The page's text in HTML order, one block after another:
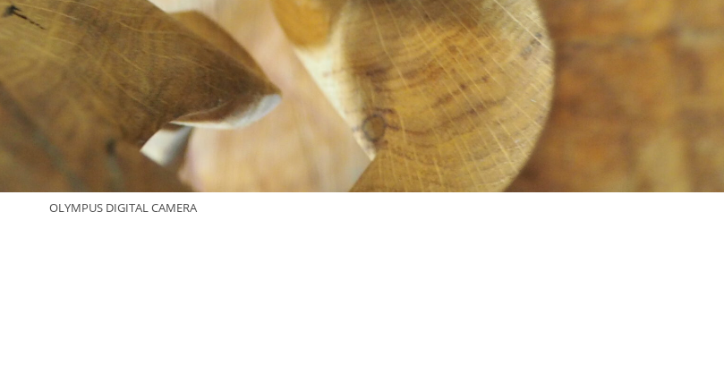
OLYMPUS DIGITAL CAMERA